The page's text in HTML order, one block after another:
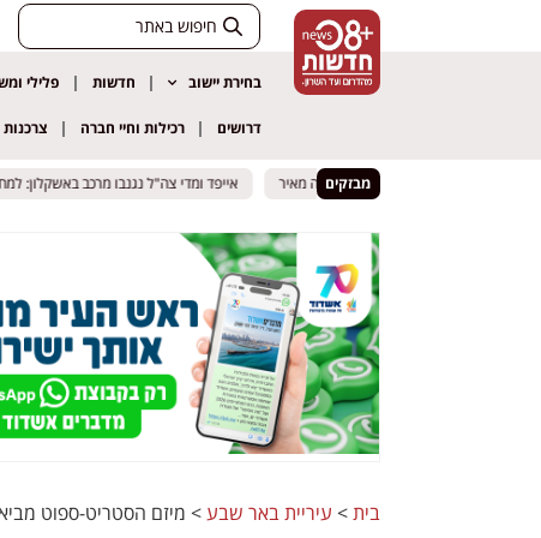
בחירת יישוב חדשות פלילי
דרושים רכילות וחיי חברה צרכנות
מבזקים
מתחת לצומת ברקת – גולדה מאיר אייפד ומדי צה"ל נגנבו מרכב באשקלון: מתחת לצומת ברקת – גולדה מאיר אייפד ומדי צה"ל נגנבו מרכב באשקלון:
בית> עיריית באר שבע> מיזם הסטריט-ספוט